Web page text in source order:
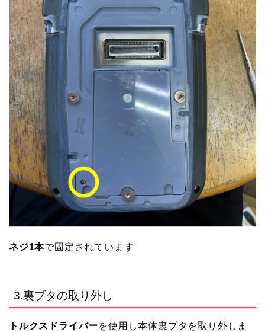
ネジ1本で固定されています
3.裏ブタの取り外し
トルクスドライバーを使用し本体裏ブタを取り外しま